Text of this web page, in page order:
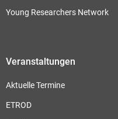
Young Researchers Network
Veranstaltungen
Aktuelle Termine
ETROD